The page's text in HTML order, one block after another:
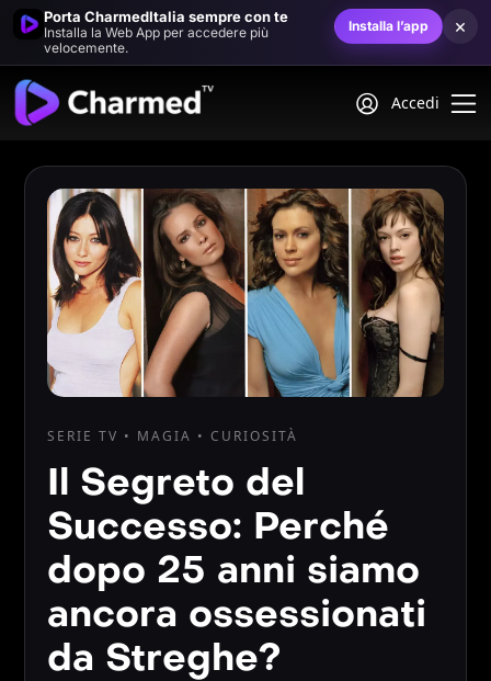
Porta CharmedItalia sempre con te
Installa la Web App per accedere più
velocemente.
Installa l’app ×
Accedi
SERIE TV • MAGIA • CURIOSITÀ
Il Segreto del
Successo: Perché
dopo 25 anni siamo
ancora ossessionati
da Streghe?